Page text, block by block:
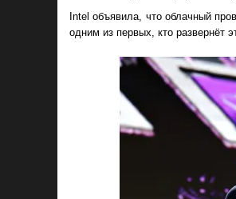
Intel объявила, что облачный
одним из первых, кто развернёт